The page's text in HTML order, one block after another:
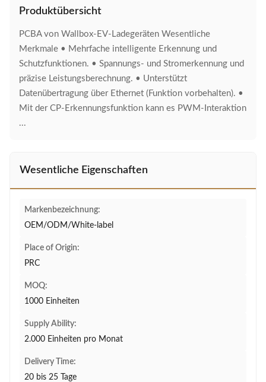
Produktübersicht
PCBA von Wallbox-EV-Ladegeräten Wesentliche
Merkmale • Mehrfache intelligente Erkennung und
Schutzfunktionen. • Spannungs- und Stromerkennung und
präzise Leistungsberechnung. • Unterstützt
Datenübertragung über Ethernet (Funktion vorbehalten). •
Mit der CP-Erkennungsfunktion kann es PWM-Interaktion
...
Wesentliche Eigenschaften
Markenbezeichnung:
OEM/ODM/White-label
Place of Origin:
PRC
MOQ:
1000 Einheiten
Supply Ability:
2.000 Einheiten pro Monat
Delivery Time:
20 bis 25 Tage